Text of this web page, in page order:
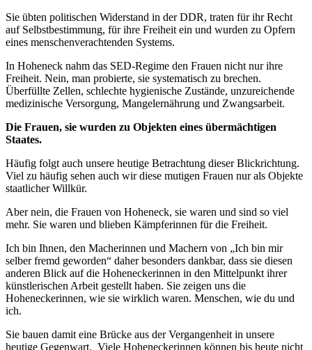
Sie übten politischen Widerstand in der DDR, traten für ihr Recht
auf Selbstbestimmung, für ihre Freiheit ein und wurden zu Opfern
eines menschenverachtenden Systems.
In Hoheneck nahm das SED-Regime den Frauen nicht nur ihre
Freiheit. Nein, man probierte, sie systematisch zu brechen.
Überfüllte Zellen, schlechte hygienische Zustände, unzureichende
medizinische Versorgung, Mangelernährung und Zwangsarbeit.
Die Frauen, sie wurden zu Objekten eines übermächtigen
Staates.
Häufig folgt auch unsere heutige Betrachtung dieser Blickrichtung.
Viel zu häufig sehen auch wir diese mutigen Frauen nur als Objekte
staatlicher Willkür.
Aber nein, die Frauen von Hoheneck, sie waren und sind so viel
mehr. Sie waren und blieben Kämpferinnen für die Freiheit.
Ich bin Ihnen, den Macherinnen und Machern von „Ich bin mir
selber fremd geworden“ daher besonders dankbar, dass sie diesen
anderen Blick auf die Hoheneckerinnen in den Mittelpunkt ihrer
künstlerischen Arbeit gestellt haben. Sie zeigen uns die
Hoheneckerinnen, wie sie wirklich waren. Menschen, wie du und
ich.
Sie bauen damit eine Brücke aus der Vergangenheit in unsere
heutige Gegenwart. Viele Hoheneckerinnen können bis heute nicht